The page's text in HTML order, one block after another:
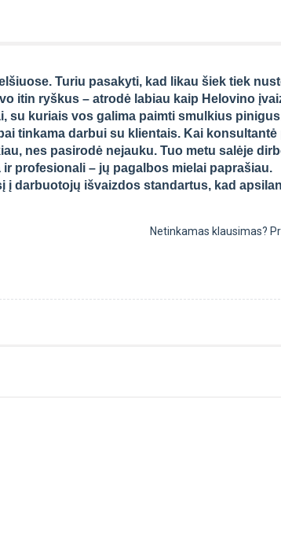
Turiu pasakyti, kad likau šiek tiek
itin ryškus – atrodė labiau kaip Helovino
su kuriais vos galima paimti smulkius
tinkama darbui su klientais. Kai konsultantė
nes pasirodė nejauku. Tuo metu salėje
profesionali – jų pagalbos mielai paprašiau.
į darbuotojų išvaizdos standartus, kad
Netinkamas klausimas?